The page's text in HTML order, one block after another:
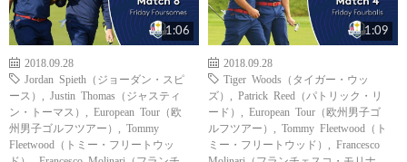
1:06
2018.09.28
Jordan Spieth（ジョーダン・スピ
ース）
Justin Thomas（ジャスティ
ン・トーマス）
European Tour（欧
州男子ゴルフツアー）
Tommy
Fleetwood（トミー・フリートウッ
1:09
2018.09.28
Tiger Woods（タイガー・ウッ
ズ）
Patrick Reed（パトリック・リ
ード）
European Tour（欧州男子ゴ
ルフツアー）
Tommy Fleetwood（ト
ミー・フリートウッド）
Francesco